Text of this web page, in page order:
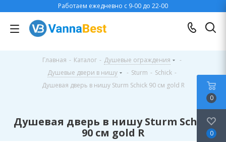
Работаем ежедневно с 9-00 до 22-00
Главная - Каталог - Душевые ограждения
-
Душевые двери в нишу
- Sturm - Schick -
Душевая дверь в нишу Sturm Schick 90 см gold R
Душевая дверь в нишу Sturm Schick
90 см gold R
0
0